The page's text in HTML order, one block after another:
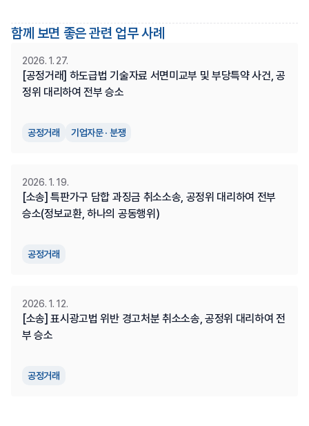
함께 보면 좋은 관련 업무 사례
공정거래 기업자문 · 분쟁
[공정거래] 하도급법 기술자료 서면미교부 및 부당특약 사건, 공
정위 대리하여 전부 승소
2026. 1. 27.
공정거래
[소송] 특판가구 담합 과징금 취소소송, 공정위 대리하여 전부
승소(정보교환, 하나의 공동행위)
2026. 1. 19.
공정거래
[소송] 표시광고법 위반 경고처분 취소소송, 공정위 대리하여 전
부 승소
2026. 1. 12.